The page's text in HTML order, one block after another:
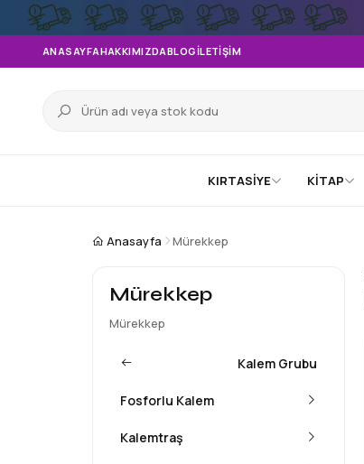
ANASAYFAHAKKIMIZDABLOGİLETIŞIM
KIRTASİYE KİTAP
Anasayfa Mürekkep
Mürekkep
Mürekkep
Kalem Grubu
Fosforlu Kalem
Kalemtraş